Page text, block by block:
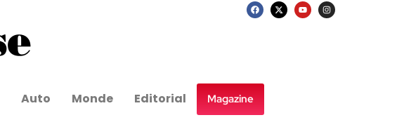
Auto Monde Editorial Magazine